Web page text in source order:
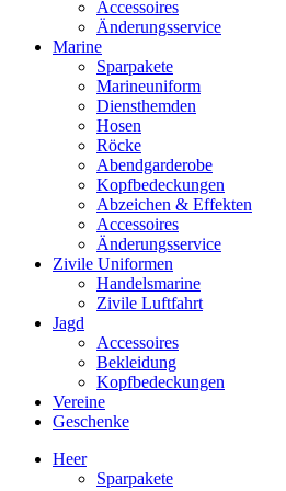
Accessoires
Änderungsservice
Marine
Sparpakete
Marineuniform
Diensthemden
Hosen
Röcke
Abendgarderobe
Kopfbedeckungen
Abzeichen & Effekten
Accessoires
Änderungsservice
Zivile Uniformen
Handelsmarine
Zivile Luftfahrt
Jagd
Accessoires
Bekleidung
Kopfbedeckungen
Vereine
Geschenke
Heer
Sparpakete